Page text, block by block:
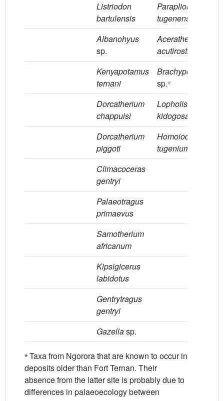
Listriodon
bartulensis
Parapliohyrax
tugenensis
Albanohyus
sp.
Aceratherium
acutirostratum
Kenyapotamus
ternani
Brachypotherium
sp.⁎
Dorcatherium
chappuisi
Lopholistriodon
kidogosana
Dorcatherium
piggoti
Homoiodorcas
tugenium
Climacoceras
gentryi
Palaeotragus
primaevus
Samotherium
africanum
Kipsigicerus
labidotus
Gentrytragus
gentryi
Gazellasp.
⁎ Taxa from Ngorora that are known to occur in
deposits older than Fort Ternan. Their
absence from the latter site is probably due to
differences in palaeoecology between